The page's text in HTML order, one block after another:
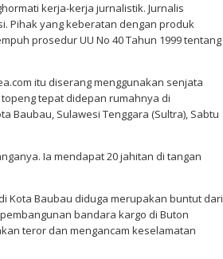
kerja-kerja jurnalistik. Jurnalis
Pihak yang keberatan dengan produk
prosedur UU No 40 Tahun 1999 tentang
itu diserang menggunakan senjata
tepat didepan rumahnya di
Baubau, Sulawesi Tenggara (Sultra), Sabtu
Ia mendapat 20 jahitan di tangan
Kota Baubau diduga merupakan buntut dari
bandara kargo di Buton
teror dan mengancam keselamatan